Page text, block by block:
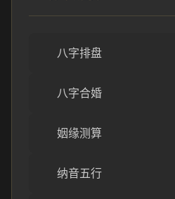
八字排盘
八字合婚
姻缘测算
纳音五行